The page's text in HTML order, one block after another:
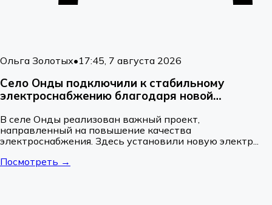
Ольга Золотых•17:45, 7 августа 2026
Село Онды подключили к стабильному
электроснабжению благодаря новой
В селе Онды реализован важный проект,
направленный на повышение качества
электроснабжения. Здесь установили новую электр...
Посмотреть →